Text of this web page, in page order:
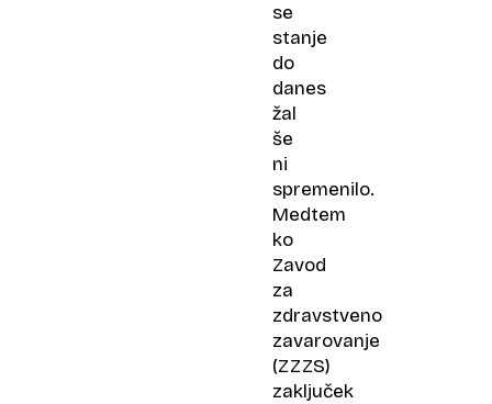
se
stanje
do
danes
žal
še
ni
spremenilo.
Medtem
ko
Zavod
za
zdravstveno
zavarovanje
(ZZZS)
zaključek